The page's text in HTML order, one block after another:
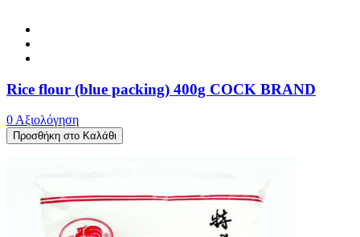
Rice flour (blue packing) 400g COCK BRAND
0 Αξιολόγηση
Προσθήκη στο Καλάθι